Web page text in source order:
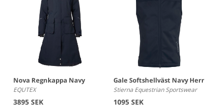
Nova Regnkappa Navy
EQUTEX
3895 SEK
Gale Softshellväst Navy Herr
Stierna Equestrian Sportswear
1095 SEK